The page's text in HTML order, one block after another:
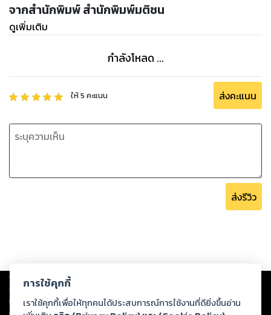
จากสำนักพิมพ์ สำนักพิมพ์มติชน
ดูเพิ่มเติม
กำลังโหลด ...
ให้5 คะแนน ส่งคะแนน
ส่งรีวิว
Copyright © 2026
ต่อผลงานหรือเนื้อหาใดที่อัปโหลดผ่านเว็บไซต์และปรากฏว่าละเมิดสิทธิใน
ทรัพย์สินทางปัญญาของบุคคลอื่นหรือขัดต่อกฎหมายและศีลธรรม ดังนั้น ผู้อ่าน
การใช้คุกกี้
เราใช้คุกกี้เพื่อให้ทุกคนได้ประสบการณ์การใช้งานที่ดียิ่งขึ้นอ่าน